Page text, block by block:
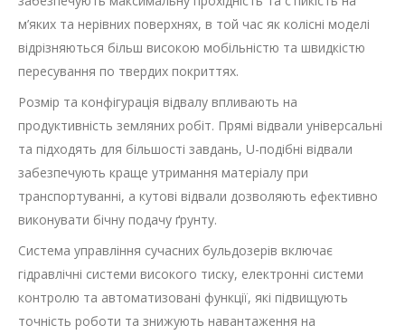
м’яких та нерівних поверхнях, в той час як колісні моделі
відрізняються більш високою мобільністю та швидкістю
пересування по твердих покриттях.
Розмір та конфігурація відвалу впливають на
продуктивність земляних робіт. Прямі відвали універсальні
та підходять для більшості завдань, U-подібні відвали
забезпечують краще утримання матеріалу при
транспортуванні, а кутові відвали дозволяють ефективно
виконувати бічну подачу ґрунту.
Система управління сучасних бульдозерів включає
гідравлічні системи високого тиску, електронні системи
контролю та автоматизовані функції, які підвищують
точність роботи та знижують навантаження на